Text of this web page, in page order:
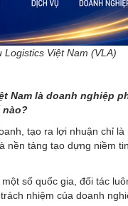
Việt Nam (VLA)
Nam là doanh nghiệp
nào?
tạo ra lợi nhuận chỉ là
nền tảng tạo dựng niềm
số quốc gia, đối tác
nhiệm của doanh